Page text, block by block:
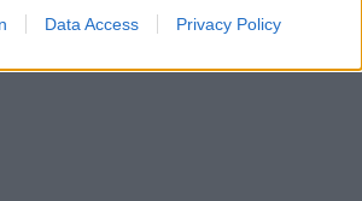
Data Access Privacy Policy